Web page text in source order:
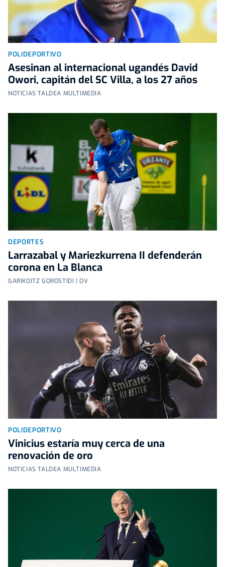
POLIDEPORTIVO
Asesinan al internacional ugandés David
Owori, capitán del SC Villa, a los 27 años
NOTICIAS TALDEA MULTIMEDIA
DEPORTES
Larrazabal y Mariezkurrena II defenderán
corona en La Blanca
GARIKOITZ GOROSTIDI | OV
POLIDEPORTIVO
Vinicius estaría muy cerca de una
renovación de oro
NOTICIAS TALDEA MULTIMEDIA